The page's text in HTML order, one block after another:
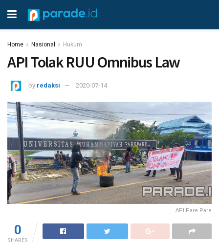
Home Nasional Hukum
API Tolak RUU Omnibus Law
by redaksi 2020-07-14
API Pare Pare
0
SHARES